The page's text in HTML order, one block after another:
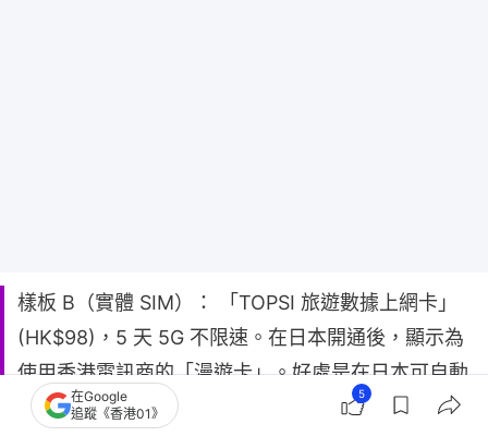
樣板 B（實體 SIM）： 「TOPSI 旅遊數據上網卡」
(HK$98)，5 天 5G 不限速。在日本開通後，顯示為
使用香港電訊商的「漫遊卡」。好處是在日本可自動
切換 SoftBank 或 KDDI 兩個電訊商，減少「圈外」
在Google
追蹤《香港01》
5